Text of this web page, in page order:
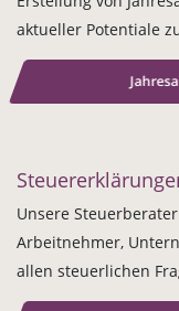
aktueller Potentiale
Unsere
Arbeitnehmer,
allen steuerlichen